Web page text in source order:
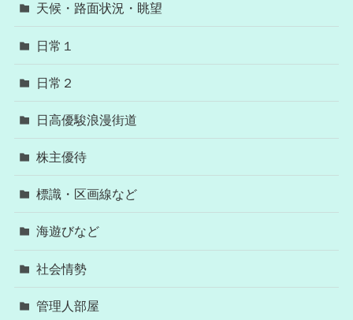
天候・路面状況・眺望
日常１
日常２
日高優駿浪漫街道
株主優待
標識・区画線など
海遊びなど
社会情勢
管理人部屋